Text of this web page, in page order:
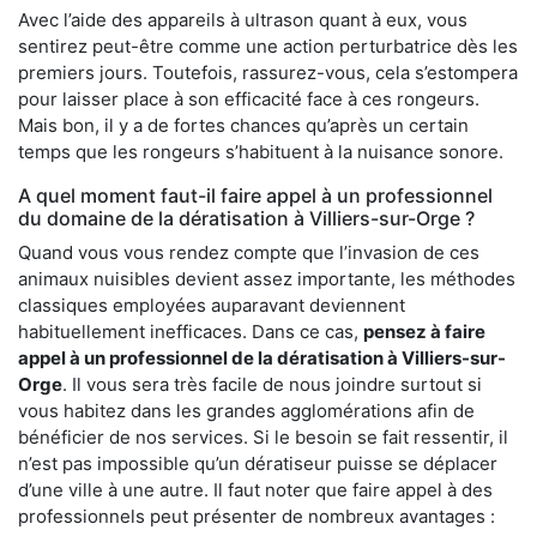
Avec l’aide des appareils à ultrason quant à eux, vous
sentirez peut-être comme une action perturbatrice dès les
premiers jours. Toutefois, rassurez-vous, cela s’estompera
pour laisser place à son efficacité face à ces rongeurs.
Mais bon, il y a de fortes chances qu’après un certain
temps que les rongeurs s’habituent à la nuisance sonore.
A quel moment faut-il faire appel à un professionnel
du domaine de la dératisation à Villiers-sur-Orge ?
Quand vous vous rendez compte que l’invasion de ces
animaux nuisibles devient assez importante, les méthodes
classiques employées auparavant deviennent
habituellement inefficaces. Dans ce cas, pensez à faire
appel à un professionnel de la dératisation à Villiers-sur-
Orge. Il vous sera très facile de nous joindre surtout si
vous habitez dans les grandes agglomérations afin de
bénéficier de nos services. Si le besoin se fait ressentir, il
n’est pas impossible qu’un dératiseur puisse se déplacer
d’une ville à une autre. Il faut noter que faire appel à des
professionnels peut présenter de nombreux avantages :